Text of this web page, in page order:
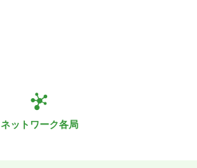
ネットワーク各局